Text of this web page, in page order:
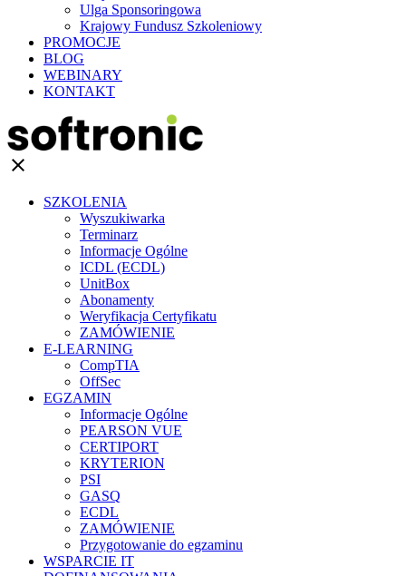
Ulga Sponsoringowa
Krajowy Fundusz Szkoleniowy
PROMOCJE
BLOG
WEBINARY
KONTAKT
clear
SZKOLENIA
Wyszukiwarka
Terminarz
Informacje Ogólne
ICDL (ECDL)
UnitBox
Abonamenty
Weryfikacja Certyfikatu
ZAMÓWIENIE
E-LEARNING
CompTIA
OffSec
EGZAMIN
Informacje Ogólne
PEARSON VUE
CERTIPORT
KRYTERION
PSI
GASQ
ECDL
ZAMÓWIENIE
Przygotowanie do egzaminu
WSPARCIE IT